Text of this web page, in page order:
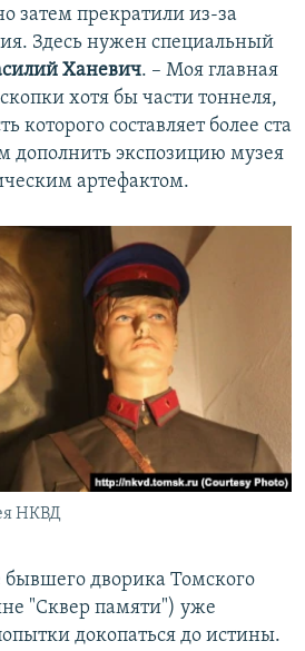
затем прекратили из-за
Здесь нужен специальный
Ханевич. – Моя главная
хотя бы части тоннеля,
которого составляет более ста
дополнить экспозицию музея
артефактом.
НКВД
бывшего дворика Томского
"Сквер памяти") уже
докопаться до истины.